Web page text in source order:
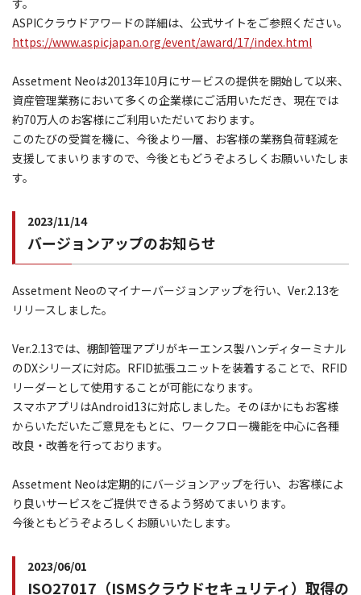
す。
ASPICクラウドアワードの詳細は、公式サイトをご参照ください。
https://www.aspicjapan.org/event/award/17/index.html
Assetment Neoは2013年10月にサービスの提供を開始して以来、
資産管理業務において多くの企業様にご活用いただき、現在では
約70万人のお客様にご利用いただいております。
このたびの受賞を機に、今後より一層、お客様の業務負荷軽減を
支援してまいりますので、今後ともどうぞよろしくお願いいたしま
す。
2023/11/14
バージョンアップのお知らせ
Assetment Neoのマイナーバージョンアップを行い、Ver.2.13を
リリースしました。
Ver.2.13では、棚卸管理アプリがキーエンス製ハンディターミナル
のDXシリーズに対応。RFID拡張ユニットを装着することで、RFID
リーダーとして使用することが可能になります。
スマホアプリはAndroid13に対応しました。そのほかにもお客様
からいただいたご意見をもとに、ワークフロー機能を中心に各種
改良・改善を行っております。
Assetment Neoは定期的にバージョンアップを行い、お客様によ
り良いサービスをご提供できるよう努めてまいります。
今後ともどうぞよろしくお願いいたします。
2023/06/01
ISO27017（ISMSクラウドセキュリティ）取得の